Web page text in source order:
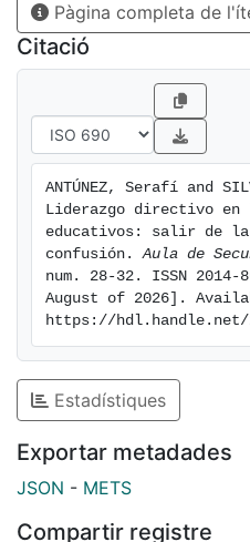
Pàgina completa de
Citació
ANTÚNEZ, Serafí and
Liderazgo directivo en
educativos: salir de la
confusión. Aula de
num. 28-32. ISSN
August of 2026].
https://hdl.handle.net/
Estadístiques
Exportar metadades
JSON - METS
Compartir registre